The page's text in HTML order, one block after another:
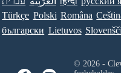
Türkçe Polski Româna
български Lietuvos
© 2026 -